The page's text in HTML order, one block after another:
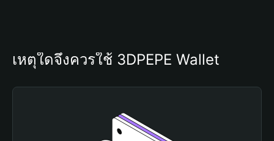
เหตุใดจึงควรใช้ 3DPEPE Wallet